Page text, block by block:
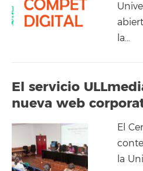
la…
El servicio
nueva web
El
la